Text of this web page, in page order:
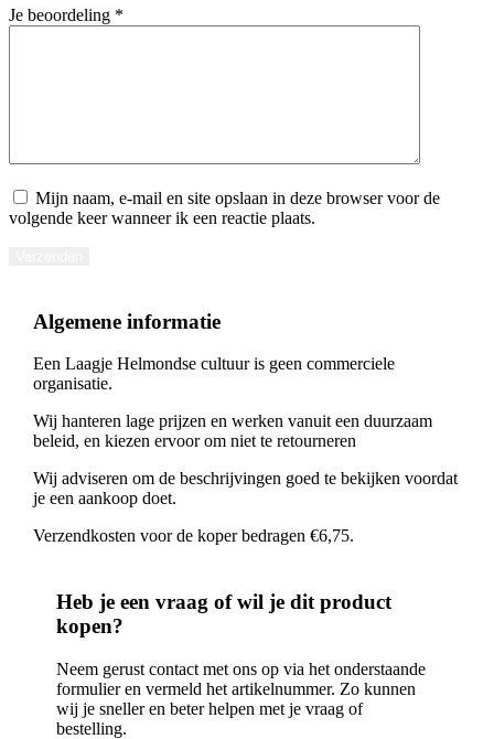
Je beoordeling *
Mijn naam, e-mail en site opslaan in deze browser voor de
volgende keer wanneer ik een reactie plaats.
Algemene informatie
Een Laagje Helmondse cultuur is geen commerciele
organisatie.
Wij hanteren lage prijzen en werken vanuit een duurzaam
beleid, en kiezen ervoor om niet te retourneren
Wij adviseren om de beschrijvingen goed te bekijken voordat
je een aankoop doet.
Verzendkosten voor de koper bedragen €6,75.
Heb je een vraag of wil je dit product
kopen?
Neem gerust contact met ons op via het onderstaande
formulier en vermeld het artikelnummer. Zo kunnen
wij je sneller en beter helpen met je vraag of
bestelling.